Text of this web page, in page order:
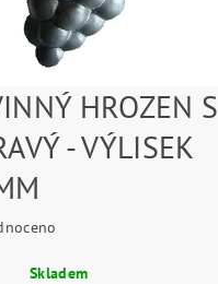
HROZEN S
- VÝLISEK
Skladem